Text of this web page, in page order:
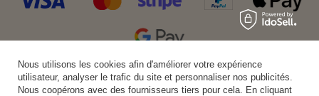
Livraison pratique
Nous utilisons les cookies afin d'améliorer votre expérience
utilisateur, analyser le trafic du site et personnaliser nos publicités.
Nous coopérons avec des fournisseurs tiers pour cela. En cliquant